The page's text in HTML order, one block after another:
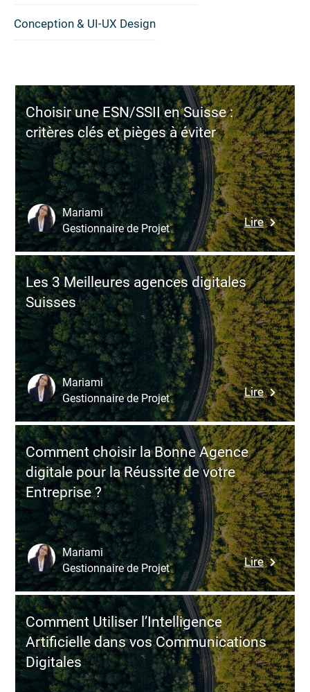
Conception & UI-UX Design
Choisir une ESN/SSII en Suisse :
critères clés et pièges à éviter
Lire:
Choisir
une
ESN/SSII
en
Suisse
:
critères
clés
et
pièges
à
éviter
Mariami
Gestionnaire de Projet
Les 3 Meilleures agences digitales
Suisses
Lire:
Les
3
agences
digitales
Suisses
Mariami
Gestionnaire de Projet
Comment choisir la Bonne Agence
digitale pour la Réussite de votre
Entreprise ?
Lire:
choisir
la
Bonne
Agence
digitale
pour
Mariami
Gestionnaire de Projet
Comment Utiliser l’Intelligence
Artificielle dans vos Communications
Digitales